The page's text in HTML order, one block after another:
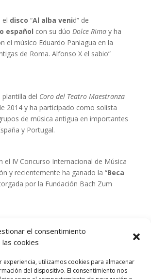
el consentimiento
las cookies
experiencia, utilizamos cookies para almacenar
del dispositivo. El consentimiento nos
el disco “Al alba venid” de
español con su dúo Dolce Rimay ha
el músico Eduardo Paniagua en la
de Roma. Alfonso X el sabio”
plantilla del Coro del Teatro Maestranza
2014 y ha participado como solista
de música antigua en importantes
y Portugal.
el IV Concurso Internacional de Música
y recientemente ha ganado la “Beca
por la Fundación Bach Zum
corovictoria.org/about-us/»
size=»medium» background=»#95321a»